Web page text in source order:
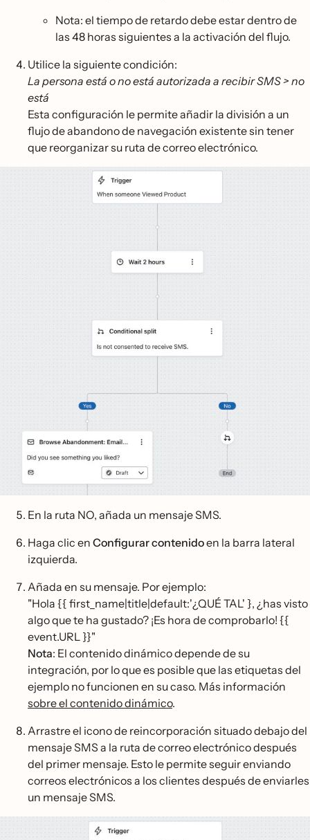
Nota: el tiempo de retardo debe estar dentro de
las 48 horas siguientes a la activación del flujo.
Utilice la siguiente condición:
La persona está o no está autorizada a recibir SMS > no
está
Esta configuración le permite añadir la división a un
flujo de abandono de navegación existente sin tener
que reorganizar su ruta de correo electrónico.
En la ruta NO, añada un mensaje SMS.
Haga clic en Configurar contenidoen la barra lateral
izquierda.
Añada en su mensaje. Por ejemplo:
"Hola {{ first_name|title|default:'¿QUÉ TAL' }, ¿has visto
algo que te ha gustado? ¡Es hora de comprobarlo! {{
event.URL }}"
Nota: El contenido dinámico depende de su
integración, por lo que es posible que las etiquetas del
ejemplo no funcionen en su caso. Más información
sobre el contenido dinámico.
Arrastre el icono de reincorporación situado debajo del
mensaje SMS a la ruta de correo electrónico después
del primer mensaje. Esto le permite seguir enviando
correos electrónicos a los clientes después de enviarles
un mensaje SMS.